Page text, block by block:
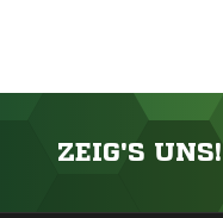
ZEIG'S